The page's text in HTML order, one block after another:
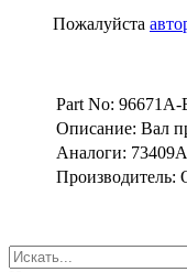
Пожалуйста
Part No: 96671A-
Описание: Вал
Аналоги:
Производитель: